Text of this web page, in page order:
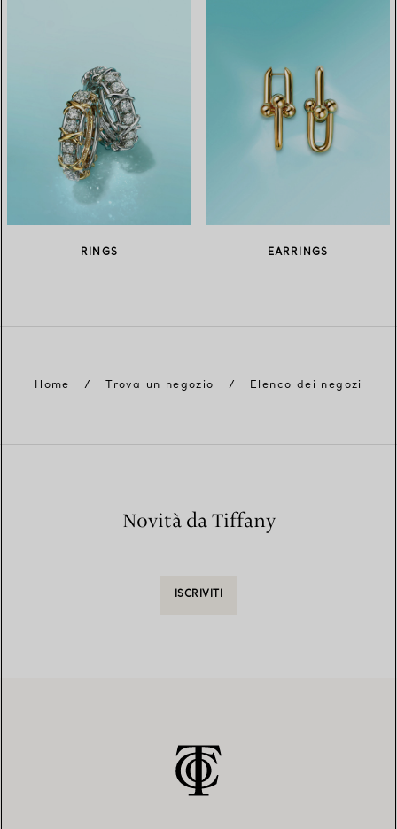
RINGS EARRINGS
Home / Trova un negozio / Elenco dei negozi
Novità da Tiffany
ISCRIVITI